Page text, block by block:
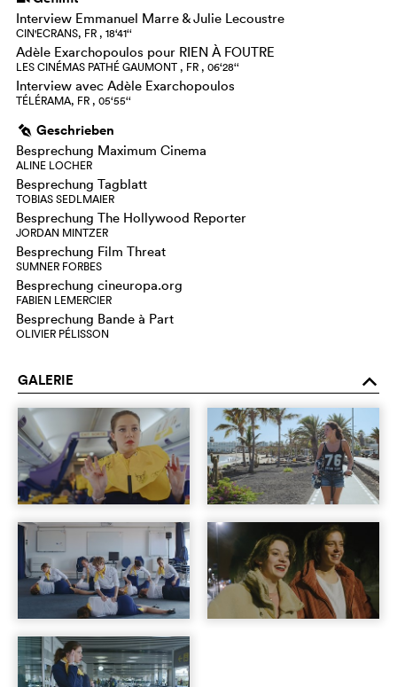
Interview Emmanuel Marre & Julie Lecoustre
CIN'ECRANS, FR , 18‘41‘‘
Adèle Exarchopoulos pour RIEN À FOUTRE
LES CINÉMAS PATHÉ GAUMONT , FR , 06‘28‘‘
Interview avec Adèle Exarchopoulos
TÉLÉRAMA, FR , 05‘55‘‘
g Geschrieben
Besprechung Maximum Cinema
ALINE LOCHER
Besprechung Tagblatt
TOBIAS SEDLMAIER
Besprechung The Hollywood Reporter
JORDAN MINTZER
Besprechung Film Threat
SUMNER FORBES
Besprechung cineuropa.org
FABIEN LEMERCIER
Besprechung Bande à Part
OLIVIER PÉLISSON
GALERIE o